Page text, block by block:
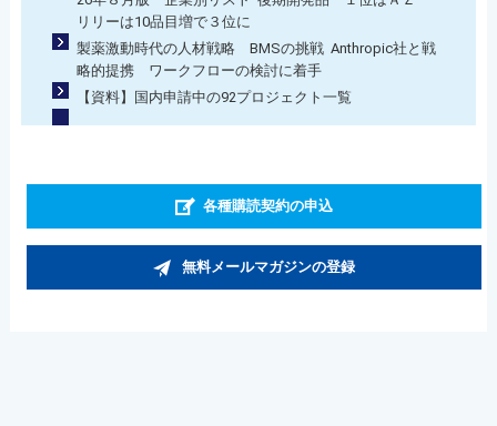
リリーは10品目増で３位に
製薬激動時代の人材戦略 BMSの挑戦 Anthropic社と戦
略的提携 ワークフローの検討に着手
【資料】国内申請中の92プロジェクト一覧
各種購読契約の申込
無料メールマガジンの登録